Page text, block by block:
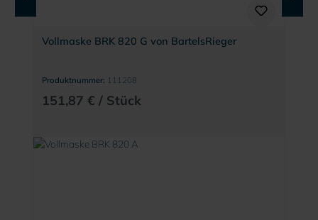
Vollmaske BRK 820 G von BartelsRieger
Produktnummer: 111208
151,87 € / Stück